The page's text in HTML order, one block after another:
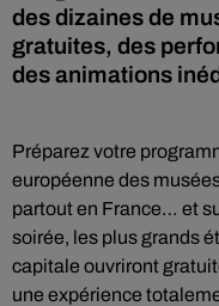
des dizaines de
gratuites, des
des animations
Préparez votre
européenne des
partout en France… et
soirée, les plus grands
capitale ouvriront
une expérience